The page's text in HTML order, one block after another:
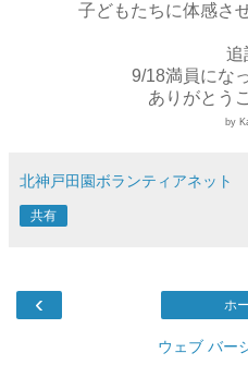
子どもたちに体感さ
追
9/18満員にな
ありがとう
by
北神戸田園ボランティアネット
共有
‹ ホ
ウェブ バー